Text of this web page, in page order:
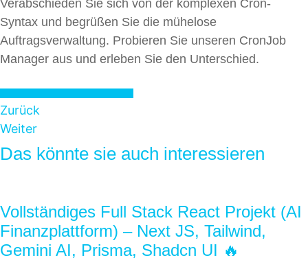
Verabschieden Sie sich von der komplexen Cron-
Syntax und begrüßen Sie die mühelose
Auftragsverwaltung. Probieren Sie unseren CronJob
Manager aus und erleben Sie den Unterschied.
Zurück
Weiter
Das könnte sie auch interessieren
Vollständiges Full Stack React Projekt (AI
Finanzplattform) – Next JS, Tailwind,
Gemini AI, Prisma, Shadcn UI 🔥